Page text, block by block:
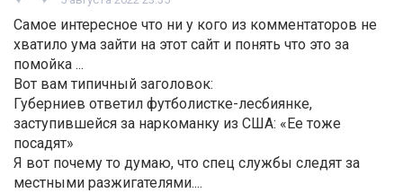
Самое интересное что ни у кого из комментаторов не
хватило ума зайти на этот сайт и понять что это за
помойка ...
Вот вам типичный заголовок:
Губерниев ответил футболистке-лесбиянке,
заступившейся за наркоманку из США: «Ее тоже
посадят»
Я вот почему то думаю, что спец службы следят за
местными разжигателями....